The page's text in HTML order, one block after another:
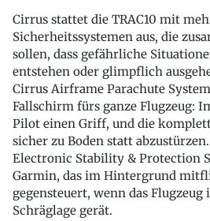
Cirrus stattet die TRAC10 mit
Sicherheitssystemen aus, die
sollen, dass gefährliche
entstehen oder glimpflich
Cirrus Airframe Parachute
Fallschirm fürs ganze Flugzeug:
Pilot einen Griff, und die
sicher zu Boden statt
Electronic Stability & Protection
Garmin, das im Hintergrund
gegensteuert, wenn das
Schräglage gerät.